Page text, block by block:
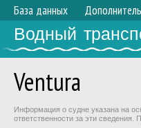
База данных
Водный
Ventura
Информация о судне указана на
ответственности за эти